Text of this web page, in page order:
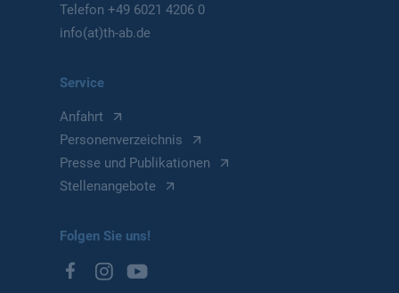
Telefon+49 6021 4206 0
info(at)th-ab.de
Service
Anfahrt
Personenverzeichnis
Presse und Publikationen
Stellenangebote
Folgen Sie uns!